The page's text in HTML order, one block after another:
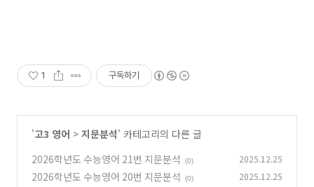
1 구독하기
'고3 영어 > 지문분석' 카테고리의 다른 글
2026학년도 수능영어 21번 지문분석
(0) 2025.12.25
2026학년도 수능영어 20번 지문분석 (0) 2025.12.25